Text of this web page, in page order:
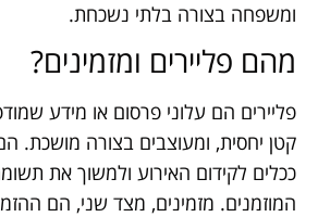
ומשפחה בצורה בלתי נשכחת.
מהם פליירים ומזמינים?
פליירים הם עלוני פרסום או מידע
קטן יחסית, ומעוצבים בצורה מושכת.
ככלים לקידום האירוע ולמשוך את
המוזמנים. מזמינים, מצד שני, הם